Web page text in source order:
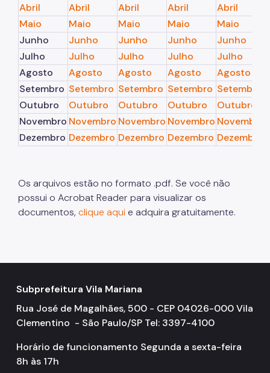
Fale Conosco
Notícias
Abril
Abril Abril Abril Abril
Maio
Maio Maio Maio Maio
Junho
Junho Junho Junho Junho
Julho
Julho Julho Julho Julho
Agosto
Agosto Agosto Agosto Agosto
Setembro Setembro Setembro Setembro Setembro
Outubro
Outubro Outubro Outubro Outubro
Novembro Novembro Novembro Novembro Novembro
Dezembro Dezembro Dezembro Dezembro Dezembro
Os arquivos estão no formato .pdf. Se você não
possui o Acrobat Reader para visualizar os
documentos, clique aqui e adquira gratuitamente.
Subprefeitura Vila Mariana
Rua José de Magalhães, 500 - CEP 04026-000 Vila
Clementino - São Paulo/SP Tel: 3397-4100
Horário de funcionamento Segunda a sexta-feira
8h às 17h